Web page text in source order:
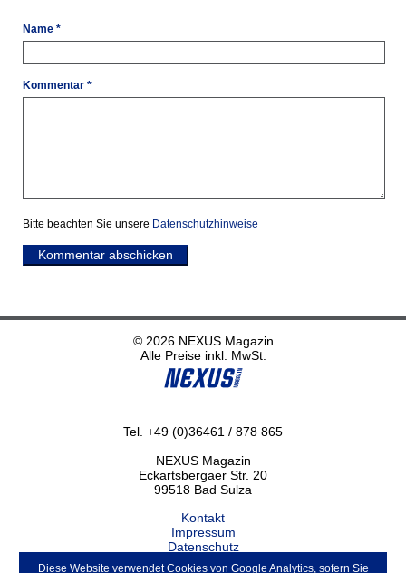
Name *
Kommentar *
Bitte beachten Sie unsere Datenschutzhinweise
Kommentar abschicken
© 2026 NEXUS Magazin
Alle Preise inkl. MwSt.
Tel. +49 (0)36461 / 878 865
NEXUS Magazin
Eckartsbergaer Str. 20
99518 Bad Sulza
Kontakt
Impressum
Datenschutz
Haftungsausschluss
Diese Website verwendet Cookies von Google Analytics, sofern Sie